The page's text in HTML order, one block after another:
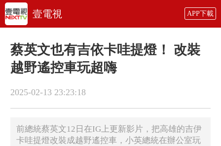
壹電視 APP下載
蔡英文也有吉依卡哇提燈！ 改裝
越野遙控車玩超嗨
2025-02-13 23:23:18
前總統蔡英文12日在IG上更新影片，把高雄的吉伊
卡哇提燈改裝成越野遙控車，小英總統在辦公室玩